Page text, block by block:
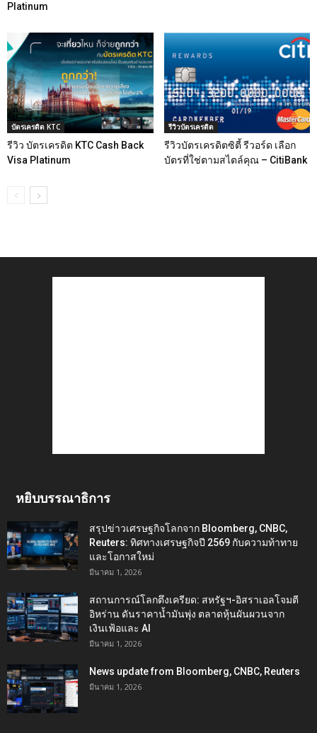
Platinum
บัตรเครดิต KTC
รีวิว บัตรเครดิต KTC Cash Back
Visa Platinum
รีวิวบัตรเครดิต
รีวิวบัตรเครดิตซิตี้ รีวอร์ด เลือก
บัตรที่ใช่ตามสไตล์คุณ – CitiBank
หยิบบรรณาธิการ
สรุปข่าวเศรษฐกิจโลกจาก Bloomberg, CNBC,
Reuters: ทิศทางเศรษฐกิจปี 2569 กับความท้าทาย
และโอกาสใหม่
มีนาคม 1, 2026
สถานการณ์โลกตึงเครียด: สหรัฐฯ-อิสราเอลโจมตี
อิหร่าน ดันราคาน้ำมันพุ่ง ตลาดหุ้นผันผวนจาก
เงินเฟ้อและ AI
มีนาคม 1, 2026
News update from Bloomberg, CNBC, Reuters
มีนาคม 1, 2026